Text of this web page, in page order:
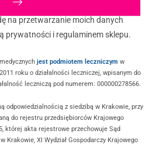
na przetwarzanie moich danych
prywatności i regulaminem sklepu.
jest podmiotem leczniczym w
roku o działalności leczniczej, wpisanym do
leczniczą pod numerem: 000000278566.
odpowiedzialnością z siedzibą w Krakowie, przy
do rejestru przedsiębiorców Krajowego
której akta rejestrowe przechowuje Sąd
Krakowie, XI Wydział Gospodarczy Krajowego